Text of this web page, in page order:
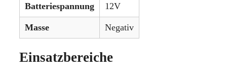
Batteriespannung 12V
Masse Negativ
Einsatzbereiche